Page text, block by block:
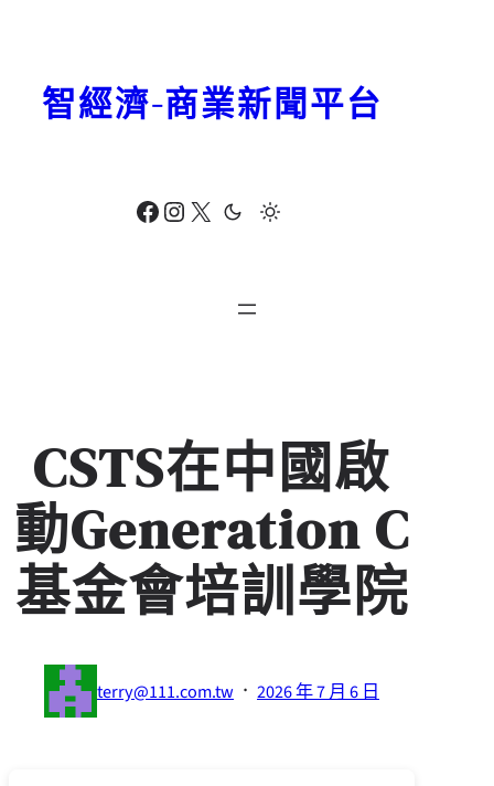
Facebook Instagram X
智經濟-商業新聞平台
CSTS在中國啟
動Generation C
基金會培訓學院
terry@111.com.tw · 2026 年 7 月 6 日